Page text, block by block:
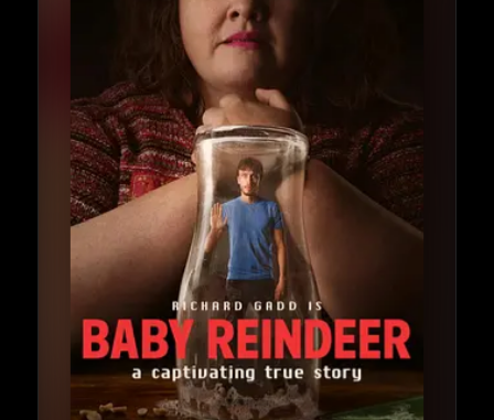
⭐️ 评分：7.6 | 🎬 2024年
✅ 已完结
夸克网盘
失效请反馈
🧧️
天天领红包